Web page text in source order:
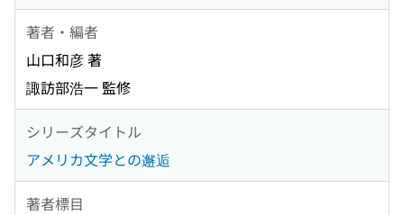
著者・編者
山口和彦 著
諏訪部浩一 監修
シリーズタイトル
アメリカ文学との邂逅
著者標目